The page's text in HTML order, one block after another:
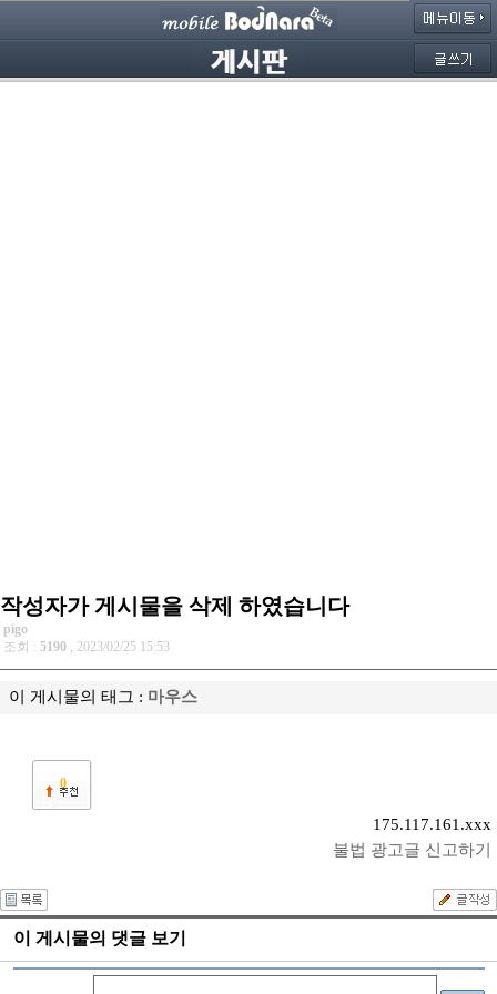
작성자가 게시물을 삭제 하였습니다
pigo
조회 : 5190 , 2023/02/25 15:53
이 게시물의 태그 : 마우스
0
175.117.161.xxx
불법 광고글 신고하기
이 게시물의 댓글 보기